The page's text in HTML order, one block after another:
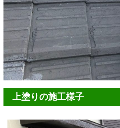
上塗りの施工様子